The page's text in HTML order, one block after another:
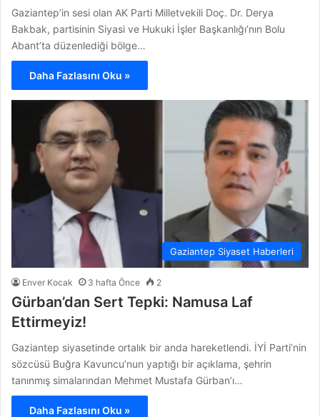
Gaziantep’in sesi olan AK Parti Milletvekili Doç. Dr. Derya
Bakbak, partisinin Siyasi ve Hukuki İşler Başkanlığı’nın Bolu
Abant’ta düzenlediği bölge…
Daha Fazlasını Oku »
Gaziantep Siyaset Haberleri
Enver Kocak 3 hafta Önce 2
Gürban’dan Sert Tepki: Namusa Laf
Ettirmeyiz!
Gaziantep siyasetinde ortalık bir anda hareketlendi. İYİ Parti’nin
sözcüsü Buğra Kavuncu’nun yaptığı bir açıklama, şehrin
tanınmış simalarından Mehmet Mustafa Gürban’ı…
Daha Fazlasını Oku »